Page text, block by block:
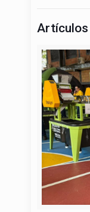
Artículos